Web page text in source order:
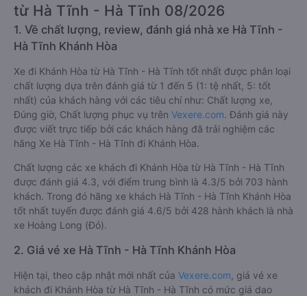
từ Hà Tĩnh - Hà Tĩnh 08/2026
1. Về chất lượng, review, đánh giá nhà xe Hà Tĩnh -
Hà Tĩnh Khánh Hòa
Xe đi Khánh Hòa từ Hà Tĩnh - Hà Tĩnh tốt nhất được phân loại
chất lượng dựa trên đánh giá từ 1 đến 5 (1: tệ nhất, 5: tốt
nhất) của khách hàng với các tiêu chí như: Chất lượng xe,
Đúng giờ, Chất lượng phục vụ trên Vexere.com. Đánh giá này
được viết trực tiếp bởi các khách hàng đã trải nghiệm các
hãng Xe Hà Tĩnh - Hà Tĩnh đi Khánh Hòa.
Chất lượng các xe khách đi Khánh Hòa từ Hà Tĩnh - Hà Tĩnh
được đánh giá 4.3, với điểm trung bình là 4.3/5 bởi 703 hành
khách. Trong đó hãng xe khách Hà Tĩnh - Hà Tĩnh Khánh Hòa
tốt nhất tuyến được đánh giá 4.6/5 bởi 428 hành khách là nhà
xe Hoàng Long (Đỏ).
2. Giá vé xe Hà Tĩnh - Hà Tĩnh Khánh Hòa
Hiện tại, theo cập nhật mới nhất của Vexere.com , giá vé xe
khách đi Khánh Hòa từ Hà Tĩnh - Hà Tĩnh có mức giá dao